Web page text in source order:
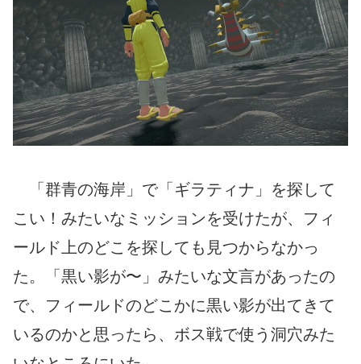
「群青の海岸」で「ギラティナ」を探して
こい！みたいなミッションを受けたが、フィ
ールド上のどこを探しても見つからなかっ
た。「黒い影が〜」みたいな文言があったの
で、フィールドのどこかに黒い影が出てきて
いるのかと思ったら、ボス戦で使う洞穴みた